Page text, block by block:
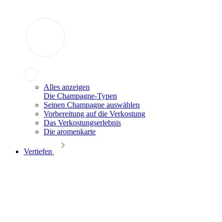
Alles anzeigen
Die Champagne-Typen
Seinen Champagne auswählen
Vorbereitung auf die Verkostung
Das Verkostungserlebnis
Die aromenkarte
Vertiefen